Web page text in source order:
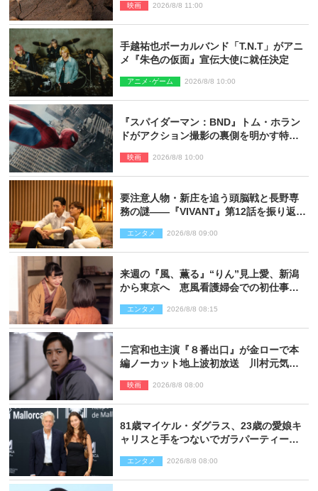
映画 2026/8/8 11:00
手越祐也ボーカルバンド「T.N.T」がアニ
メ『朱色の仮面』宣伝大使に就任決定
アニメ･ゲーム 2026/8/8 10:00
『スパイダーマン：BND』トム・ホラン
ドがアクション撮影の裏側を明かす特別
映画 2026/8/8 10:00
要注意人物・新庄を追う頭脳戦と長野専
務の謎――『VIVANT』第12話を振り返
エンタメ 2026/8/8 09:00
来週の『風、薫る』“りん”見上愛、新潟
から東京へ 恵風看護婦会での初仕事に
エンタメ 2026/8/8 08:15
二宮和也主演『８番出口』が金ローで本
編ノーカット地上波初放送 川村元気監
映画 2026/8/8 08:00
81歳マイケル・ダグラス、23歳の愛娘キ
ャリスと手をつないでガラパーティーに
エンタメ 2026/8/8 08:00